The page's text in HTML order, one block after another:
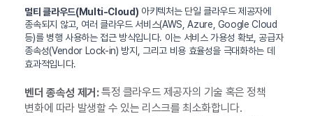
멀티 클라우드(Multi-Cloud) 아키텍처는 단일 클라우드 제공자에
종속되지 않고, 여러 클라우드 서비스(AWS, Azure, Google Cloud
등)를 병행 사용하는 접근 방식입니다. 이는 서비스 가용성 확보, 공급자
종속성(Vendor Lock-in) 방지, 그리고 비용 효율성을 극대화하는 데
효과적입니다.
벤더 종속성 제거:특정 클라우드 제공자의 기술 혹은 정책
변화에 따라 발생할 수 있는 리스크를 최소화합니다.